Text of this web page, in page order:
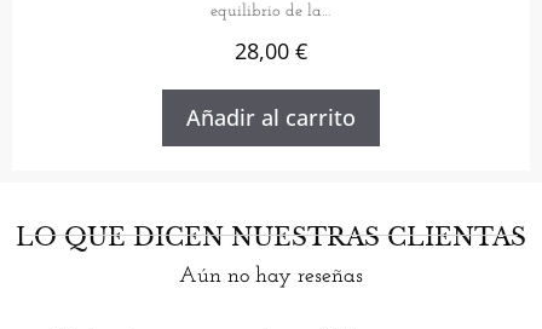
equilibrio de la…
28,00 €
Añadir al carrito
LO QUE DICEN NUESTRAS CLIENTAS
Aún no hay reseñas